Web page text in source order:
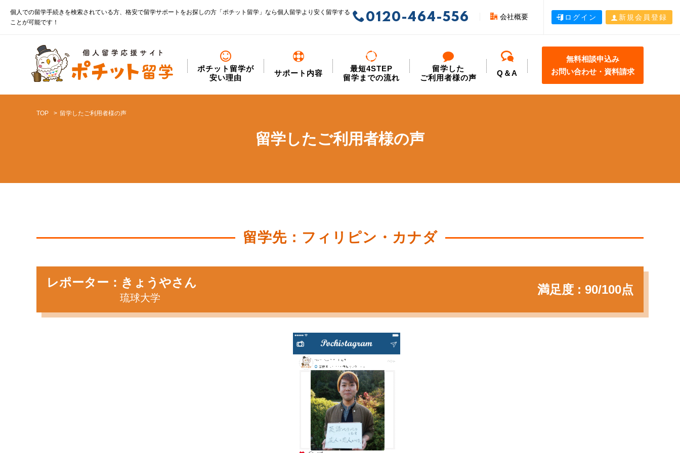
個人での留学手続きを検索されている方、格安で留学サポートをお探しの方「ポチット留学」なら個人留学より安く留学する
ことが可能です！
0120-464-556 会社概要 ログイン 新規会員登録
ポチット留学が
安い理由
サポート内容
最短4STEP
留学までの流れ
留学した
ご利用者様の声
Q＆A
無料相談申込み
お問い合わせ・資料請求
TOP 留学したご利用者様の声
留学したご利用者様の声
留学先：フィリピン・カナダ
レポーター：きょうやさん
琉球大学
満足度 : 90/100点